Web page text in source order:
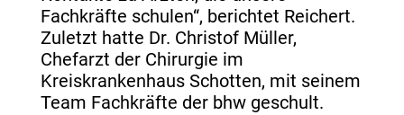
Fachkräfte schulen“, berichtet Reichert.
Zuletzt hatte Dr. Christof Müller,
Chefarzt der Chirurgie im
Kreiskrankenhaus Schotten, mit seinem
Team Fachkräfte der bhw geschult.